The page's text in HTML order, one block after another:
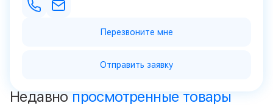
Перезвоните мне
Отправить заявку
Недавно просмотренные товары